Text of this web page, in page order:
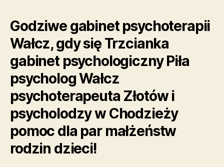
Godziwe gabinet psychoterapii
Wałcz, gdy się Trzcianka
gabinet psychologiczny Piła
psycholog Wałcz
psychoterapeuta Złotów i
psycholodzy w Chodzieży
pomoc dla par małżeństw
rodzin dzieci!